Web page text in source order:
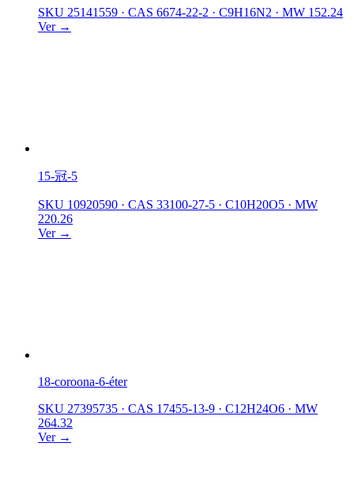
SKU 25141559 · CAS 6674-22-2 · C9H16N2 · MW 152.24
Ver →
15-冠-5
SKU 10920590 · CAS 33100-27-5 · C10H20O5 · MW
220.26
Ver →
18-coroona-6-éter
SKU 27395735 · CAS 17455-13-9 · C12H24O6 · MW
264.32
Ver →